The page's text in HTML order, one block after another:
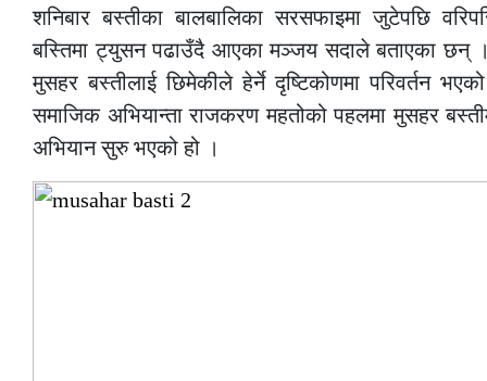
शनिबार बस्तीका बालबालिका सरसफाइमा जुटेपछि
बस्तिमा ट्युसन पढाउँदै आएका मञ्जय सदाले बताएका छन्
मुसहर बस्तीलाई छिमेकीले हेर्ने दृष्टिकोणमा परिवर्तन
समाजिक अभियान्ता राजकरण महतोको पहलमा मुसहर
अभियान सुरु भएको हो ।